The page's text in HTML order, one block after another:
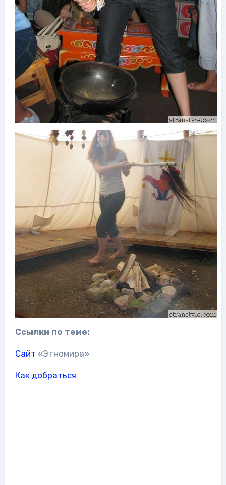
Ссылки по теме:
Сайт «Этномира»
Как добраться